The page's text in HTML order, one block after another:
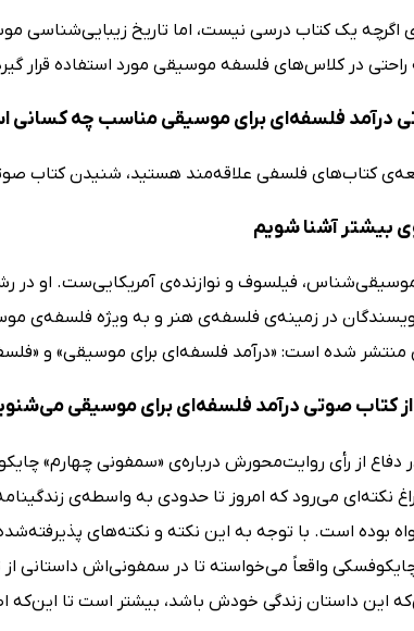
اگرچه یک کتاب درسی نیست، اما تاریخ زیبایی‌شناسی
راحتی در کلاس‌های فلسفه موسیقی مورد استفاده قرار
درآمد فلسفه‌ای برای موسیقی مناسب چه کسانی
کتاب‌های فلسفی علاقه‌مند هستید، شنیدن کتاب
بیشتر آشنا شویم
موسیقی‌شناس، فیلسوف و نوازنده‌ی آمریکایی‌ست. او
نویسندگان در زمینه‌ی فلسفه‌ی هنر و به ویژه فلسفه‌ی
منتشر شده است: «درآمد فلسفه‌ای برای موسیقی» و
کتاب صوتی درآمد فلسفه‌ای برای موسیقی
دفاع از رأی روایت‌محورش درباره‌ی «سمفونی چهارم»
نکته‌ای می‌رود که امروز تا حدودی به‌ واسطه‌ی
بوده است. با توجه به این نکته و نکته‌های
واقعاً می‌خواسته تا در سمفونی‌اش داستانی از
این داستان زندگی خودش باشد، بیشتر است تا